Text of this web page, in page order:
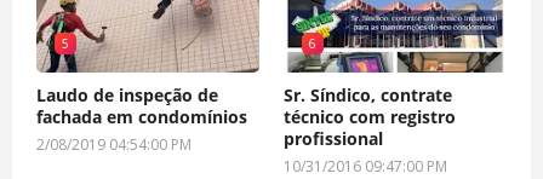
5
Laudo de inspeção de
fachada em condomínios
2/08/2019 04:54:00 PM
6
Sr. Síndico, contrate
técnico com registro
profissional
10/31/2016 09:47:00 PM